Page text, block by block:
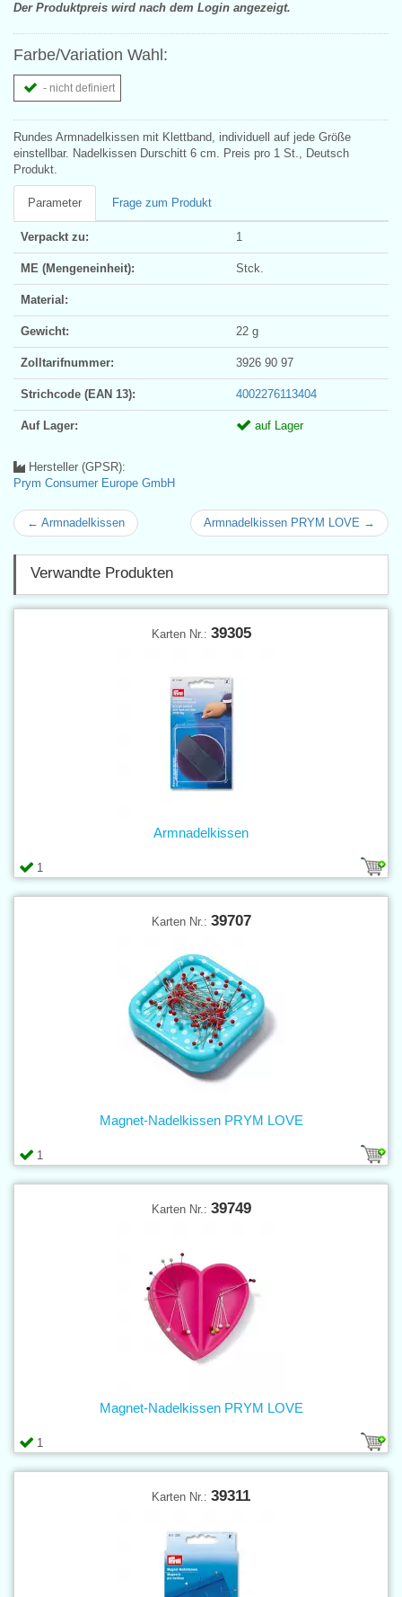
Der Produktpreis wird nach dem Login angezeigt.
Farbe/Variation Wahl:
- nicht definiert
Rundes Armnadelkissen mit Klettband, individuell auf jede Größe
einstellbar. Nadelkissen Durschitt 6 cm. Preis pro 1 St., Deutsch
Produkt.
Parameter Frage zum Produkt
Verpackt zu: 1
ME (Mengeneinheit): Stck.
Material:
Gewicht: 22 g
Zolltarifnummer: 3926 90 97
Strichcode (EAN 13): 4002276113404
Auf Lager: auf Lager
Hersteller (GPSR):
Prym Consumer Europe GmbH
← Armnadelkissen Armnadelkissen PRYM LOVE →
Verwandte Produkten
Karten Nr.: 39305
1
Armnadelkissen
Karten Nr.: 39707
1
Magnet-Nadelkissen PRYM LOVE
Karten Nr.: 39749
1
Magnet-Nadelkissen PRYM LOVE
Karten Nr.: 39311